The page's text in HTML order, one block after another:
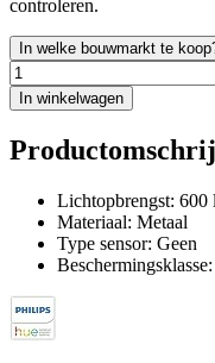
controleren.
In welke bouwmarkt te
In winkelwagen
Lichtopbrengst: 600
Materiaal: Metaal
Type sensor: Geen